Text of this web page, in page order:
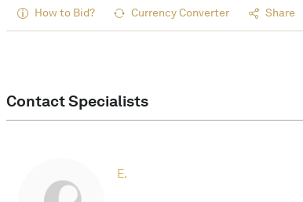
How to Bid? Currency Converter Share
Contact Specialists
E.